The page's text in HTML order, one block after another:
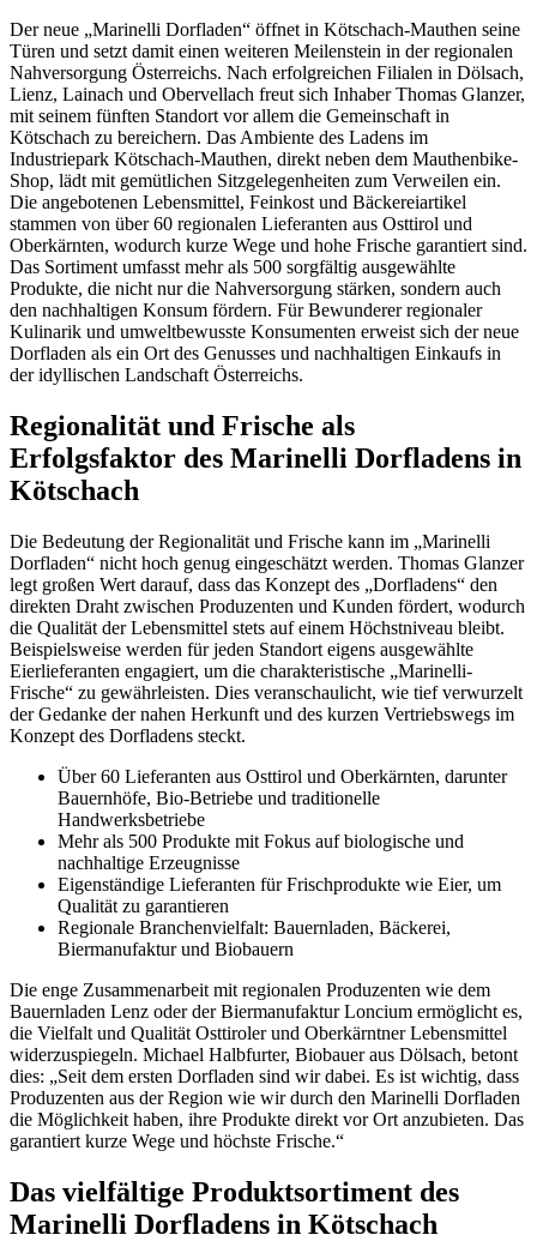
Der neue „Marinelli Dorfladen“ öffnet in Kötschach-Mauthen seine
Türen und setzt damit einen weiteren Meilenstein in der regionalen
Nahversorgung Österreichs. Nach erfolgreichen Filialen in Dölsach,
Lienz, Lainach und Obervellach freut sich Inhaber Thomas Glanzer,
mit seinem fünften Standort vor allem die Gemeinschaft in
Kötschach zu bereichern. Das Ambiente des Ladens im
Industriepark Kötschach-Mauthen, direkt neben dem Mauthenbike-
Shop, lädt mit gemütlichen Sitzgelegenheiten zum Verweilen ein.
Die angebotenen Lebensmittel, Feinkost und Bäckereiartikel
stammen von über 60 regionalen Lieferanten aus Osttirol und
Oberkärnten, wodurch kurze Wege und hohe Frische garantiert sind.
Das Sortiment umfasst mehr als 500 sorgfältig ausgewählte
Produkte, die nicht nur die Nahversorgung stärken, sondern auch
den nachhaltigen Konsum fördern. Für Bewunderer regionaler
Kulinarik und umweltbewusste Konsumenten erweist sich der neue
Dorfladen als ein Ort des Genusses und nachhaltigen Einkaufs in
der idyllischen Landschaft Österreichs.
Regionalität und Frische als
Erfolgsfaktor des Marinelli Dorfladens in
Kötschach
Die Bedeutung der Regionalität und Frische kann im „Marinelli
Dorfladen“ nicht hoch genug eingeschätzt werden. Thomas Glanzer
legt großen Wert darauf, dass das Konzept des „Dorfladens“ den
direkten Draht zwischen Produzenten und Kunden fördert, wodurch
die Qualität der Lebensmittel stets auf einem Höchstniveau bleibt.
Beispielsweise werden für jeden Standort eigens ausgewählte
Eierlieferanten engagiert, um die charakteristische „Marinelli-
Frische“ zu gewährleisten. Dies veranschaulicht, wie tief verwurzelt
der Gedanke der nahen Herkunft und des kurzen Vertriebswegs im
Konzept des Dorfladens steckt.
Über 60 Lieferanten aus Osttirol und Oberkärnten, darunter
Bauernhöfe, Bio-Betriebe und traditionelle
Handwerksbetriebe
Mehr als 500 Produkte mit Fokus auf biologische und
nachhaltige Erzeugnisse
Eigenständige Lieferanten für Frischprodukte wie Eier, um
Qualität zu garantieren
Regionale Branchenvielfalt: Bauernladen, Bäckerei,
Biermanufaktur und Biobauern
Die enge Zusammenarbeit mit regionalen Produzenten wie dem
Bauernladen Lenz oder der Biermanufaktur Loncium ermöglicht es,
die Vielfalt und Qualität Osttiroler und Oberkärntner Lebensmittel
widerzuspiegeln. Michael Halbfurter, Biobauer aus Dölsach, betont
dies: „Seit dem ersten Dorfladen sind wir dabei. Es ist wichtig, dass
Produzenten aus der Region wie wir durch den Marinelli Dorfladen
die Möglichkeit haben, ihre Produkte direkt vor Ort anzubieten. Das
garantiert kurze Wege und höchste Frische.“
Das vielfältige Produktsortiment des
Marinelli Dorfladens in Kötschach